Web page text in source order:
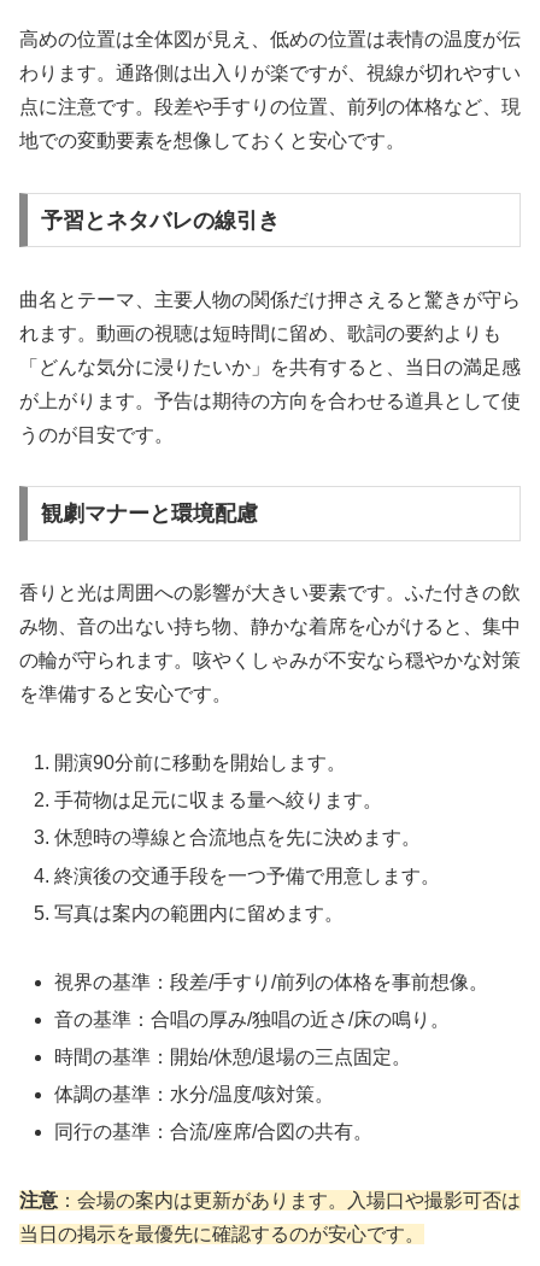
高めの位置は全体図が見え、低めの位置は表情の温度が伝
わります。通路側は出入りが楽ですが、視線が切れやすい
点に注意です。段差や手すりの位置、前列の体格など、現
地での変動要素を想像しておくと安心です。
予習とネタバレの線引き
曲名とテーマ、主要人物の関係だけ押さえると驚きが守ら
れます。動画の視聴は短時間に留め、歌詞の要約よりも
「どんな気分に浸りたいか」を共有すると、当日の満足感
が上がります。予告は期待の方向を合わせる道具として使
うのが目安です。
観劇マナーと環境配慮
香りと光は周囲への影響が大きい要素です。ふた付きの飲
み物、音の出ない持ち物、静かな着席を心がけると、集中
の輪が守られます。咳やくしゃみが不安なら穏やかな対策
を準備すると安心です。
開演90分前に移動を開始します。
手荷物は足元に収まる量へ絞ります。
休憩時の導線と合流地点を先に決めます。
終演後の交通手段を一つ予備で用意します。
写真は案内の範囲内に留めます。
視界の基準：段差/手すり/前列の体格を事前想像。
音の基準：合唱の厚み/独唱の近さ/床の鳴り。
時間の基準：開始/休憩/退場の三点固定。
体調の基準：水分/温度/咳対策。
同行の基準：合流/座席/合図の共有。
注意 ：会場の案内は更新があります。入場口や撮影可否は
当日の掲示を最優先に確認するのが安心です。